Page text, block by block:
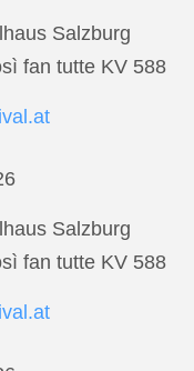
Salzburg
fan tutte KV 588
Salzburg
fan tutte KV 588